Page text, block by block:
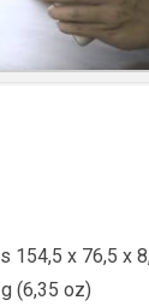
154,5 x 76,5 x
(6,35 oz)